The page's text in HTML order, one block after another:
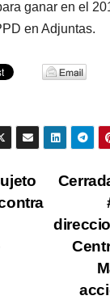
ganar en el
en Adjuntas.